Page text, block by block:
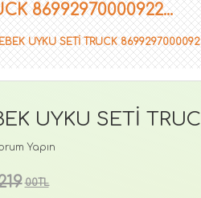
86992970000922...
UYKU SETİ TRUCK
UYKU SETİ
Yapın
00TL